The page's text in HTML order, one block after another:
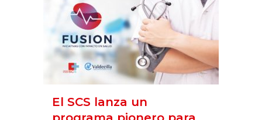
El SCS lanza un